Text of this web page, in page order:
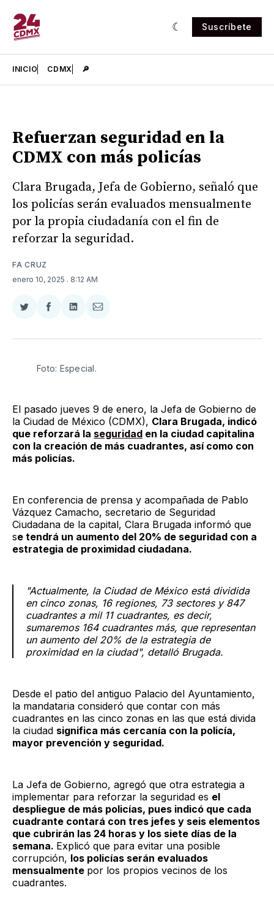
Suscríbete
INICIO CDMX 🔎
Refuerzan seguridad en la
CDMX con más policías
Clara Brugada, Jefa de Gobierno, señaló que
los policías serán evaluados mensualmente
por la propia ciudadanía con el fin de
reforzar la seguridad.
FA CRUZ
enero 10, 2025 . 8:12 AM
Compartir
Twitter
Compartir
Facebook
Compartir
LinkedIn
Compartir
Email
Foto: Especial.
El pasado jueves 9 de enero, la Jefa de Gobierno de
la Ciudad de México (CDMX), Clara Brugada, indicó
que reforzará la seguridad en la ciudad capitalina
con la creación de más cuadrantes, así como con
más policías.
En conferencia de prensa y acompañada de Pablo
Vázquez Camacho, secretario de Seguridad
Ciudadana de la capital, Clara Brugada informó que
se tendrá un aumento del 20% de seguridad con a
estrategia de proximidad ciudadana.
"Actualmente, la Ciudad de México está dividida
en cinco zonas, 16 regiones, 73 sectores y 847
cuadrantes a mil 11 cuadrantes, es decir,
sumaremos 164 cuadrantes más, que representan
un aumento del 20% de la estrategia de
proximidad en la ciudad", detalló Brugada.
Desde el patio del antiguo Palacio del Ayuntamiento,
la mandataria consideró que contar con más
cuadrantes en las cinco zonas en las que está divida
la ciudad significa más cercanía con la policía,
mayor prevención y seguridad.
La Jefa de Gobierno, agregó que otra estrategia a
implementar para reforzar la seguridad es el
despliegue de más policías, pues indicó que cada
cuadrante contará con tres jefes y seis elementos
que cubrirán las 24 horas y los siete días de la
semana. Explicó que para evitar una posible
corrupción, los policías serán evaluados
mensualmente por los propios vecinos de los
cuadrantes.